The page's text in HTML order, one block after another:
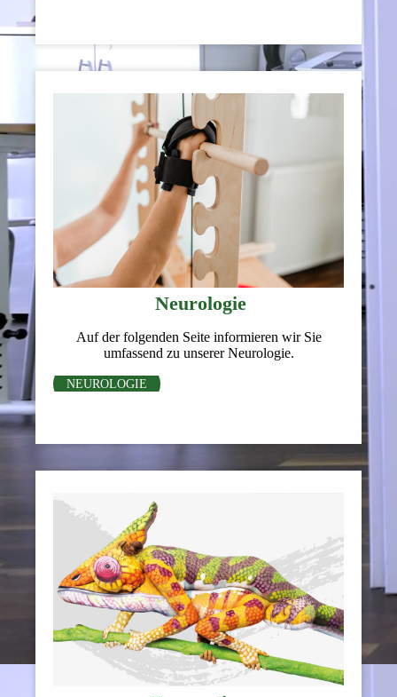
Neurologie
Auf der folgenden Seite informieren wir Sie
umfassend zu unserer Neurologie.
NEUROLOGIE